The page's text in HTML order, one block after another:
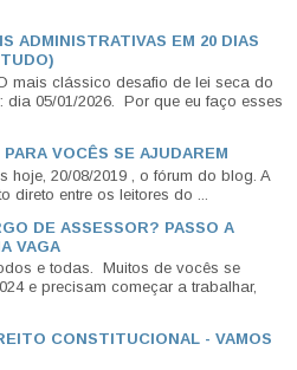
ADMINISTRATIVAS EM 20 DIAS
mais clássico desafio de lei seca do
05/01/2026. Por que eu faço esses
VOCÊS SE AJUDAREM
hoje, 20/08/2019 , o fórum do blog. A
entre os leitores do ...
DE ASSESSOR? PASSO A
VAGA
e todas. Muitos de vocês se
e precisam começar a trabalhar,
CONSTITUCIONAL - VAMOS